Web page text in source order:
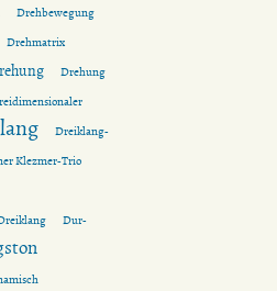
Drehbewegung
Drehmatrix
Drehung
Dreiklang-
Klezmer-Trio
Dur-